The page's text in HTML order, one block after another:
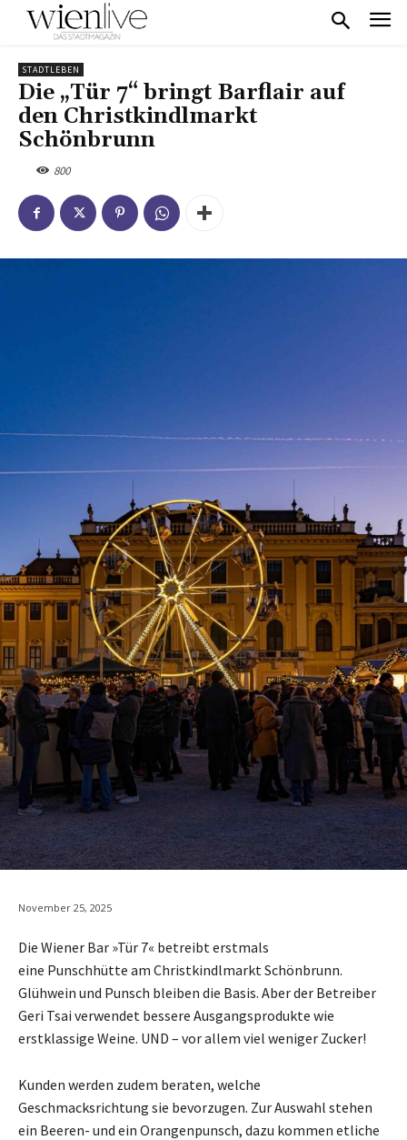
STADTLEBEN
Die „Tür 7“ bringt Barflair auf
den Christkindlmarkt
Schönbrunn
800
November 25, 2025
Die Wiener Bar »Tür 7« betreibt erstmals
eine Punschhütte am Christkindlmarkt Schönbrunn.
Glühwein und Punsch bleiben die Basis. Aber der Betreiber
Geri Tsai verwendet bessere Ausgangsprodukte wie
erstklassige Weine. UND – vor allem viel weniger Zucker!
Kunden werden zudem beraten, welche
Geschmacksrichtung sie bevorzugen. Zur Auswahl stehen
ein Beeren- und ein Orangenpunsch, dazu kommen etliche